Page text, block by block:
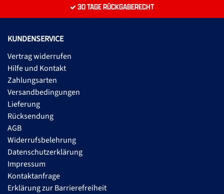
30 TAGE RÜCKGABERECHT
KUNDENSERVICE
Vertrag widerrufen
Hilfe und Kontakt
Zahlungsarten
Versandbedingungen
Lieferung
Rücksendung
AGB
Widerrufsbelehrung
Datenschutzerklärung
Impressum
Kontaktanfrage
Erklärung zur Barrierefreiheit